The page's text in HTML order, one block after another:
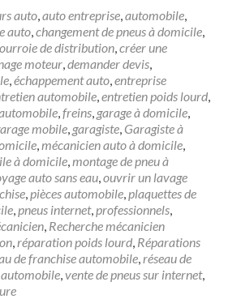
auto,auto entreprise,automobile,
auto,changement de pneus à domicile,
de distribution,créer une
moteur,demander devis,
,échappement auto,entreprise
automobile,entretien poids lourd,
,freins, garage à domicile,
mobile, garagiste, Garagiste à
,mécanicien auto à domicile,
à domicile,montage de pneu à
auto sans eau,ouvrir un lavage
,pièces automobile,plaquettes de
,pneus internet,professionnels,
, Recherche mécanicien
,réparation poids lourd, Réparations
de franchise automobile,réseau de
,vente de pneus sur internet,